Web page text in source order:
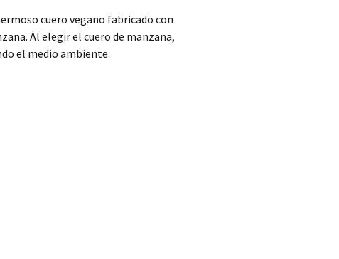
cuero vegano fabricado con
Al elegir el cuero de manzana,
el medio ambiente.